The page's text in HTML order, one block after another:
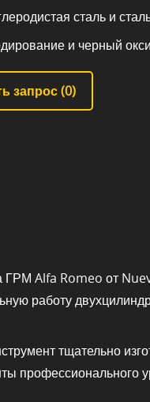
сталь и
и черный
запрос (0)
ГРМ Alfa Romeo от
работу
тщательно
профессионального